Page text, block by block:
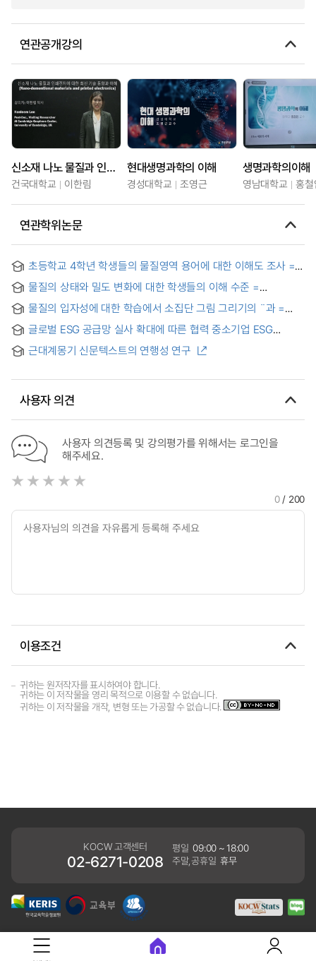
연관공개강의
신소재 나노 물질과 인쇄전자에 대한 최신 기술 동향과 이해
건국대학교 이한림
현대생명과학의 이해
경성대학교 조영근
생명과학의이해
영남대학교 홍
연관학위논문
초등학교 4학년 학생들의 물질영역 용어에 대한 이해도 조사 = A
Research of the 4th Grade Students' Degree of
Understanding on Terms of Material Domain in Elementary
School Science Textbooks
물질의 상태와 밀도 변화에 대한 학생들의 이해 수준 =
Student's Understandings and Misunderstanding of States
of Matter and Density Changes
물질의 입자성에 대한 학습에서 소집단 그림 그리기의 ¨과 =
(The)Effects of small group drawing in learning the
particulate nature of matter
글로벌 ESG 공급망 실사 확대에 따른 협력 중소기업 ESG
지원방안 연구 : 동반성장위원회 협력사 ESG 지원사업을
중심으로
근대계몽기 신문텍스트의 연행성 연구
사용자 의견
사용자 의견등록 및 강의평가를 위해서는 로그인을
해주세요.
0/ 200
이용조건
귀하는 원저작자를 표시하여야 합니다.
귀하는 이 저작물을 영리 목적으로 이용할 수 없습니다.
귀하는 이 저작물을 개작, 변형 또는 가공할 수 없습니다.
KOCW 고객센터
02-6271-0208
평일 09:00 ~ 18:00
주말,공휴일 휴무
개인정보처리방침